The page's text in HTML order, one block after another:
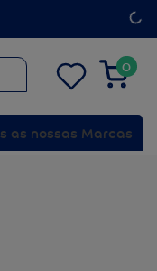
0
as nossas Marcas